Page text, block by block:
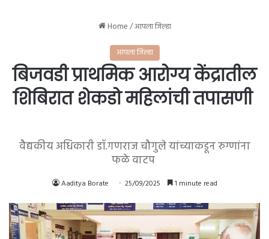
Home/आपला जिल्हा
आपला जिल्हा
बिजवडी प्राथमिक आरोग्य केंद्रातील
शिबिरात शेकडो महिलांची तपासणी
वैद्यकीय अधिकारी डॉ.गणराज चौगुले यांच्याकडून रुग्णांना
फळे वाटप
Aaditya Borate 25/09/2025 1 minute read